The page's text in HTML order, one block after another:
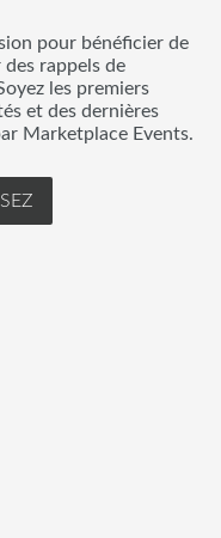
pour bénéficier de
rappels de
les premiers
et des dernières
Marketplace Events.